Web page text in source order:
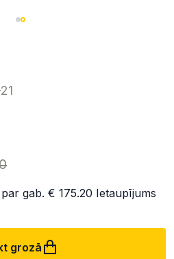
gab. € 175.20 Ietaupījums
grozā